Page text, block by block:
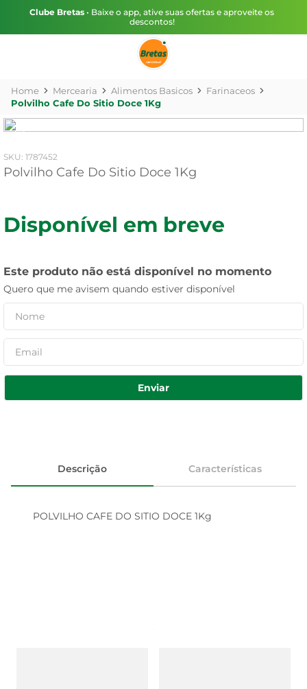
Clube Bretas • Baixe o app, ative suas ofertas e aproveite os
descontos!
Mercearia Alimentos Basicos
Farinaceos
Polvilho Cafe Do Sitio Doce 1Kg
: 1787452
Polvilho Cafe Do Sitio Doce 1Kg
Disponível em breve
Este produto não está disponível no momento
Quero que me avisem quando estiver disponível
Enviar
Descrição Características
POLVILHO CAFE DO SITIO DOCE 1Kg